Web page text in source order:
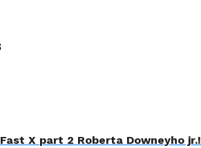
X part 2 Roberta Downeyho jr.!